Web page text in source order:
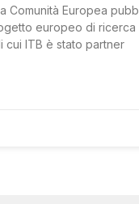
Comunità Europea
europeo di ricerca
cui ITB è stato partner